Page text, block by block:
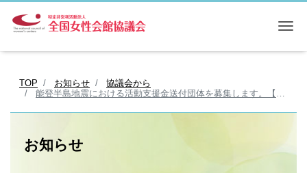
TOP お知らせ
協議会から
能登半島地震における活動支援金送付団体を募集します。【募集を締め切りました】
お知らせ